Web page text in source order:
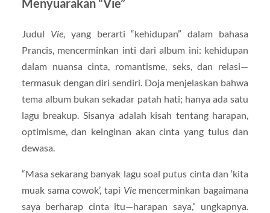
Menyuarakan “Vie”
Judul Vie, yang berarti “kehidupan” dalam bahasa
Prancis, mencerminkan inti dari album ini: kehidupan
dalam nuansa cinta, romantisme, seks, dan relasi—
termasuk dengan diri sendiri. Doja menjelaskan bahwa
tema album bukan sekadar patah hati; hanya ada satu
lagu breakup. Sisanya adalah kisah tentang harapan,
optimisme, dan keinginan akan cinta yang tulus dan
dewasa.
“Masa sekarang banyak lagu soal putus cinta dan ‘kita
muak sama cowok’, tapi Viemencerminkan bagaimana
saya berharap cinta itu—harapan saya,” ungkapnya.